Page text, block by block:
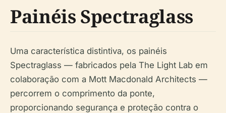
Painéis Spectraglass
Uma característica distintiva, os painéis
Spectraglass — fabricados pela The Light Lab em
colaboração com a Mott Macdonald Architects —
percorrem o comprimento da ponte,
proporcionando segurança e proteção contra o